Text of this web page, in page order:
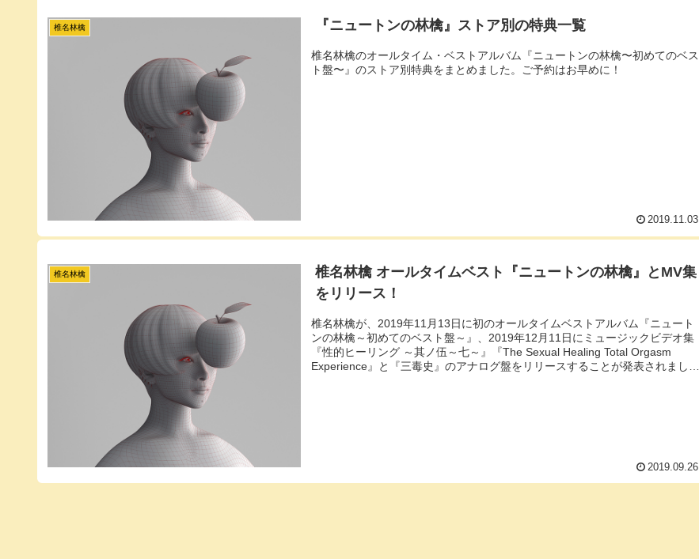
椎名林檎 『ニュートンの林檎』ストア別の特典一覧
椎名林檎のオールタイム・ベストアルバム『ニュートンの林檎〜初めてのベス
ト盤〜』のストア別特典をまとめました。ご予約はお早めに！
2019.11.03
椎名林檎
椎名林檎 オールタイムベスト『ニュートンの林檎』とMV集
をリリース！
椎名林檎が、2019年11月13日に初のオールタイムベストアルバム『ニュート
ンの林檎～初めてのベスト盤～』、2019年12月11日にミュージックビデオ集
『性的ヒーリング ～其ノ伍～七～』『The Sexual Healing Total Orgasm
Experience』と『三毒史』のアナログ盤をリリースすることが発表されまし
2019.09.26